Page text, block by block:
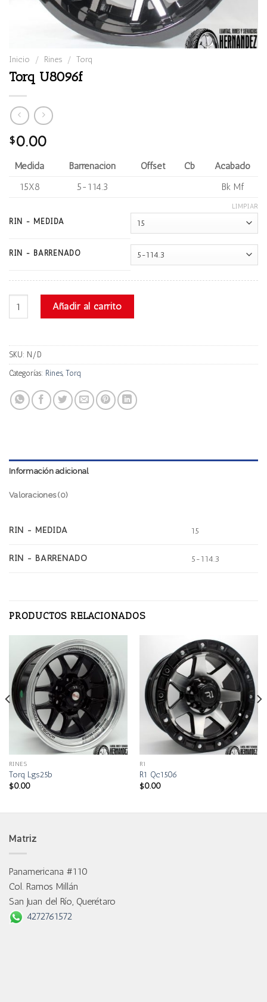
Inicio / Rines / Torq
Torq U8096f
$0.00
Medida Barrenación Offset Cb
Acabado
15X8
5-114.3 Bk Mf
RIN - MEDIDA
RIN - BARRENADO
LIMPIAR
Torq U8096f cantidadAñadir al carrito
SKU: N/D
Categorías: Rines, Torq
Información adicional
Valoraciones (0)
RIN - MEDIDA 15
RIN - BARRENADO 5-114.3
PRODUCTOS RELACIONADOS
RINES
Torq Lgs25b
$0.00
R1
R1 Qc1506
$0.00
Matriz
Panamericana #110
Col. Ramos Millán
San Juan del Río, Querétaro
4272761572